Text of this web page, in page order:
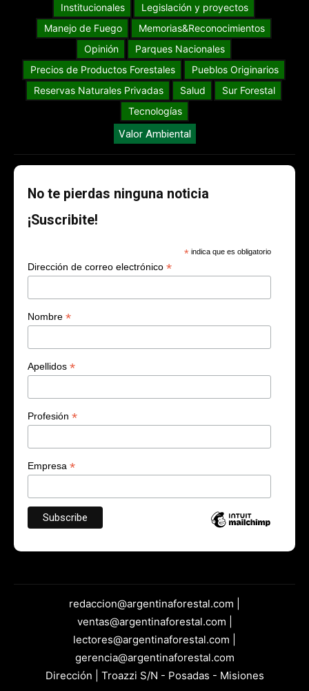
Institucionales
Legislación y proyectos
Manejo de Fuego
Memorias&Reconocimientos
Opinión
Parques Nacionales
Precios de Productos Forestales
Pueblos Originarios
Reservas Naturales Privadas
Salud
Sur Forestal
Tecnologías
Valor Ambiental
No te pierdas ninguna noticia
¡Suscribite!
* indica que es obligatorio
Dirección de correo electrónico *
Nombre *
Apellidos *
Profesión *
Empresa *
redaccion@argentinaforestal.com |
ventas@argentinaforestal.com |
lectores@argentinaforestal.com |
gerencia@argentinaforestal.com
Dirección | Troazzi S/N - Posadas - Misiones